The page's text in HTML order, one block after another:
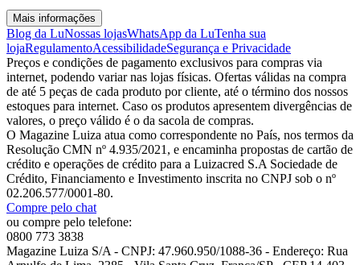
Mais informações
Blog da LuNossas lojasWhatsApp da LuTenha sua
lojaRegulamentoAcessibilidadeSegurança e Privacidade
Preços e condições de pagamento exclusivos para compras via
internet, podendo variar nas lojas físicas. Ofertas válidas na compra
de até 5 peças de cada produto por cliente, até o término dos nossos
estoques para internet. Caso os produtos apresentem divergências de
valores, o preço válido é o da sacola de compras.
O Magazine Luiza atua como correspondente no País, nos termos da
Resolução CMN nº 4.935/2021, e encaminha propostas de cartão de
crédito e operações de crédito para a Luizacred S.A Sociedade de
Crédito, Financiamento e Investimento inscrita no CNPJ sob o nº
02.206.577/0001-80.
Compre pelo chat
ou compre pelo telefone:
0800 773 3838
Magazine Luiza S/A - CNPJ: 47.960.950/1088-36 - Endereço: Rua